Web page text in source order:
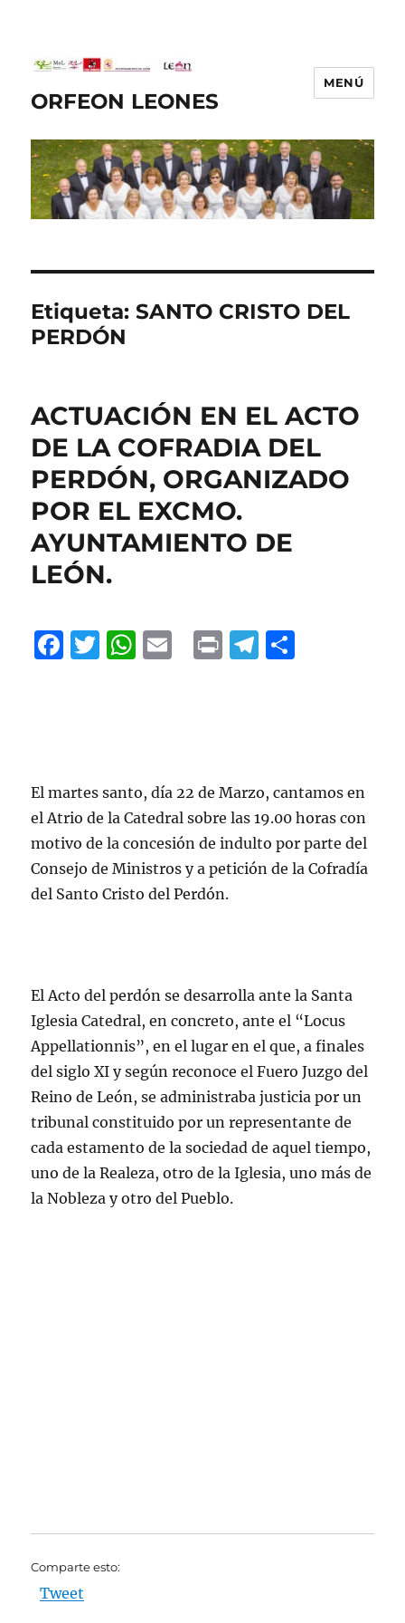
ORFEON LEONES
MENÚ
Etiqueta:SANTO CRISTO DEL
PERDÓN
ACTUACIÓN EN EL ACTO
DE LA COFRADIA DEL
PERDÓN, ORGANIZADO
POR EL EXCMO.
AYUNTAMIENTO DE
LEÓN.
F
o
o
k
T
W
p
p
P
T
a
m
rt
ir
El martes santo, día 22 de Marzo, cantamos en
el Atrio de la Catedral sobre las 19.00 horas con
motivo de la concesión de indulto por parte del
Consejo de Ministros y a petición de la Cofradía
del Santo Cristo del Perdón.
El Acto del perdón se desarrolla ante la Santa
Iglesia Catedral, en concreto, ante el “Locus
Appellationnis”, en el lugar en el que, a finales
del siglo XI y según reconoce el Fuero Juzgo del
Reino de León, se administraba justicia por un
tribunal constituido por un representante de
cada estamento de la sociedad de aquel tiempo,
uno de la Realeza, otro de la Iglesia, uno más de
la Nobleza y otro del Pueblo.
Comparte esto:
Tweet